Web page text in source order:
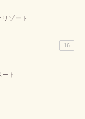
ゾート
16
ト